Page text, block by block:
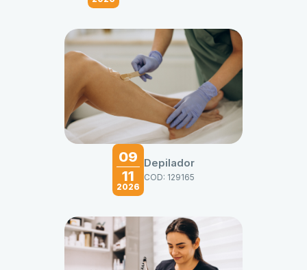
09
11
2026
Depilador
COD: 129165